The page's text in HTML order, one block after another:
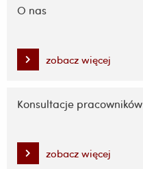
O nas
zobacz więcej
Konsultacje pracowników
zobacz więcej